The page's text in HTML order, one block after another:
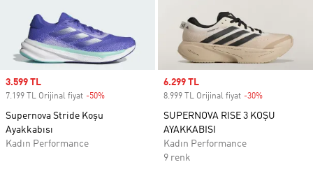
Sale price
3.599 TL
7.199 TL Orijinal fiyat -50%
Supernova Stride Koşu
Ayakkabısı
Kadın Performance
Sale price
6.299 TL
8.999 TL Orijinal fiyat -30%
SUPERNOVA RISE 3 KOŞU
AYAKKABISI
Kadın Performance
9 renk